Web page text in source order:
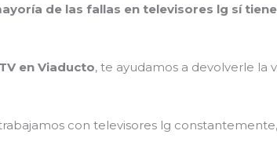
de las fallas en televisores lg sí
en Viaducto, te ayudamos a devolverle la
con televisores lg